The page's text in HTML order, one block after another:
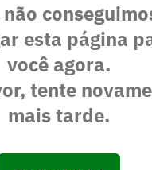
não
esta página
você agora.
tente
mais tarde.